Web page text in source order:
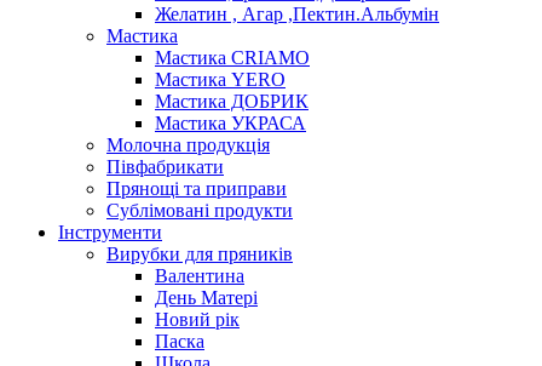
Желатин , Агар ,Пектин.Альбумін
Мастика
Мастика CRIAMO
Мастика YERO
Мастика ДОБРИК
Мастика УКРАСА
Молочна продукція
Півфабрикати
Прянощі та приправи
Сублімовані продукти
Інструменти
Вирубки для пряників
Валентина
День Матері
Новий рік
Паска